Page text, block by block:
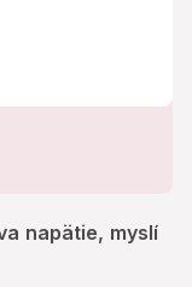
napätie, myslí